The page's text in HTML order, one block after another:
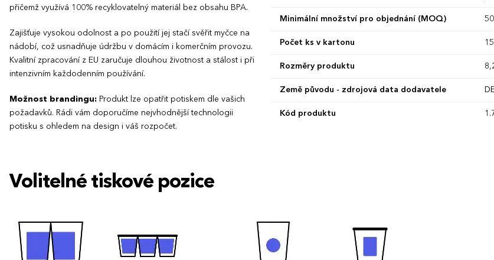
přičemž využívá 100% recyklovatelný materiál bez obsahu BPA.
Zajišťuje vysokou odolnost a po použití jej stačí svěřit myčce na
nádobí, což usnadňuje údržbu v domácím i komerčním provozu.
Kvalitní zpracování z EU zaručuje dlouhou životnost a stálost i při
intenzivním každodenním používání.
Možnost brandingu: Produkt lze opatřit potiskem dle vašich
požadavků. Rádi vám doporučíme nejvhodnější technologii
potisku s ohledem na design i váš rozpočet.
Minimální množství pro objednání (MOQ) 50
Počet ks v kartonu
Rozměry produktu
Země původu - zdrojová data dodavatele
Kód produktu
Volitelné tiskové pozice